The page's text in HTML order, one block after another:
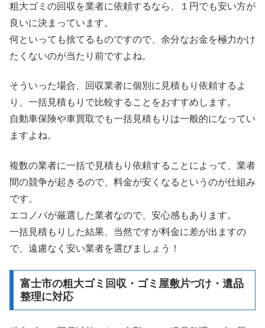
粗大ゴミの回収を業者に依頼するなら、１円でも安い方が
良いに決まっています。
何といっても捨てるものですので、余分なお金を極力かけ
たくないのが当たり前ですよね。
そういった場合、回収業者に個別に見積もり依頼するよ
り、一括見積もりで比較することをおすすめします。
自動車保険や車買取でも一括見積もりは一般的になってい
ますよね。
複数の業者に一括で見積もり依頼することによって、業者
間の競争が起きるので、料金が安くなるというのが仕組み
です。
エコノバが厳選した業者なので、安心感もあります。
一括見積もりした結果、当然ですが料金に差が出ますの
で、遠慮なく安い業者を選びましょう！
富士市の粗大ゴミ回収・ゴミ屋敷片づけ・遺品
整理に対応